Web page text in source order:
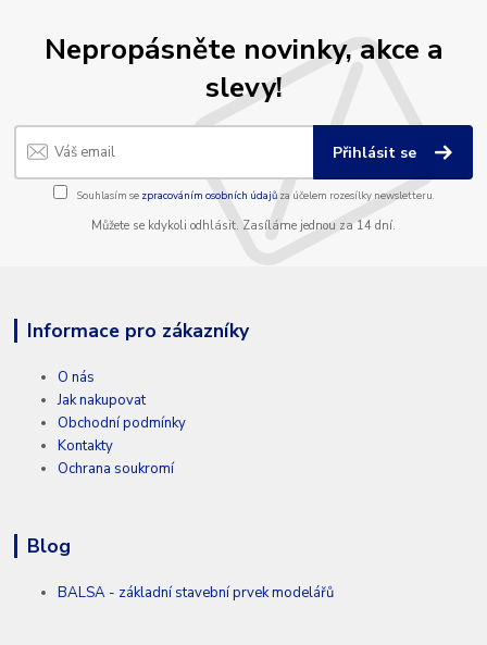
Nepropásněte novinky, akce a
slevy!
Přihlásit se
Souhlasím se zpracováním osobních údajůza účelem rozesílky newsletteru.
Můžete se kdykoli odhlásit. Zasíláme jednou za 14 dní.
Informace pro zákazníky
O nás
Jak nakupovat
Obchodní podmínky
Kontakty
Ochrana soukromí
Blog
BALSA - základní stavební prvek modelářů